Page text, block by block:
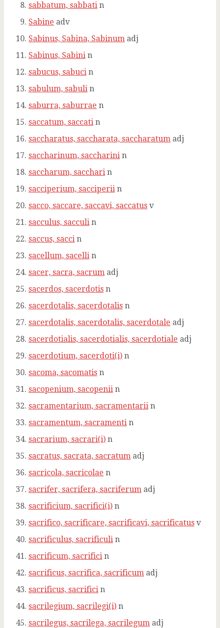
sabbatum, sabbati n
Sabine adv
Sabinus, Sabina, Sabinum adj
Sabinus, Sabini n
sabucus, sabuci n
sabulum, sabuli n
saburra, saburrae n
saccatum, saccati n
saccharatus, saccharata, saccharatum adj
saccharinum, saccharini n
saccharum, sacchari n
sacciperium, sacciperii n
sacco, saccare, saccavi, saccatus v
sacculus, sacculi n
saccus, sacci n
sacellum, sacelli n
sacer, sacra, sacrum adj
sacerdos, sacerdotis n
sacerdotalis, sacerdotalis n
sacerdotalis, sacerdotalis, sacerdotale adj
sacerdotialis, sacerdotialis, sacerdotiale adj
sacerdotium, sacerdoti(i) n
sacoma, sacomatis n
sacopenium, sacopenii n
sacramentarium, sacramentarii n
sacramentum, sacramenti n
sacrarium, sacrari(i) n
sacratus, sacrata, sacratum adj
sacricola, sacricolae n
sacrifer, sacrifera, sacriferum adj
sacrificium, sacrifici(i) n
sacrifico, sacrificare, sacrificavi, sacrificatus v
sacrificulus, sacrificuli n
sacrificum, sacrifici n
sacrificus, sacrifica, sacrificum adj
sacrificus, sacrifici n
sacrilegium, sacrilegi(i) n
sacrilegus, sacrilega, sacrilegum adj